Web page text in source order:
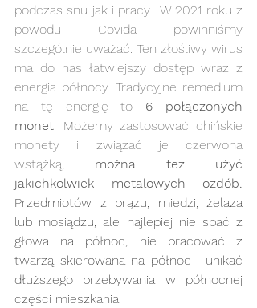
podczas snu jak i pracy.  W 2021 roku z
powodu Covida powinniśmy
szczególnie uważać. Ten złośliwy wirus
ma do nas łatwiejszy dostęp wraz z
energia północy. Tradycyjne remedium
na tę energię to 6 połączonych
monet. Możemy zastosować chińskie
monety i związać je czerwona
wstążką, można tez użyć
jakichkolwiek metalowych ozdób.
Przedmiotów z brązu, miedzi, żelaza
lub mosiądzu, ale najlepiej nie spać z
głowa na północ, nie pracować z
twarzą skierowana na północ i unikać
dłuższego przebywania w północnej
części mieszkania.